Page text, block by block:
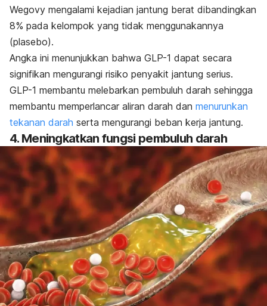
Wegovy mengalami kejadian jantung berat dibandingkan
8% pada kelompok yang tidak menggunakannya
(plasebo).
Angka ini menunjukkan bahwa GLP-1 dapat secara
signifikan mengurangi risiko penyakit jantung serius.
GLP-1 membantu melebarkan pembuluh darah sehingga
membantu memperlancar aliran darah dan menurunkan
tekanan darah serta mengurangi beban kerja jantung.
4. Meningkatkan fungsi pembuluh darah